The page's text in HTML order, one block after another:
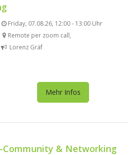
Friday, 07.08.26, 12:00 - 13:00 Uhr
Remote per zoom call,
Lorenz Gräf
Mehr Infos
Community & Networking